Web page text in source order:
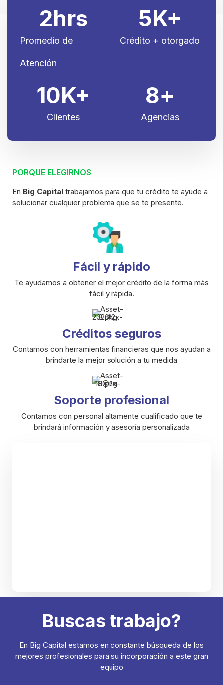
Promedio de
Atención
2hrs
Crédito + otorgado
5K+
Clientes
10K+
Agencias
8+
PORQUE ELEGIRNOS
En Big Capital trabajamos para que tu crédito te ayude a
solucionar cualquier problema que se te presente.
Fácil y rápido
Te ayudamos a obtener el mejor crédito de la forma más
fácil y rápida.
Créditos seguros
Contamos con herramientas financieras que nos ayudan a
brindarte la mejor solución a tu medida
Soporte profesional
Contamos con personal altamente cualificado que te
brindará información y asesoría personalizada
Buscas trabajo?
En Big Capital estamos en constante búsqueda de los
mejores profesionales para su incorporación a este gran
equipo